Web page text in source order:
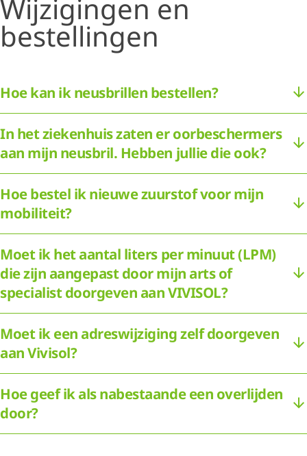
Wijzigingen en
bestellingen
Hoe kan ik neusbrillen bestellen?
In het ziekenhuis zaten er oorbeschermers
aan mijn neusbril. Hebben jullie die ook?
Hoe bestel ik nieuwe zuurstof voor mijn
mobiliteit?
Moet ik het aantal liters per minuut (LPM)
die zijn aangepast door mijn arts of
specialist doorgeven aan VIVISOL?
Moet ik een adreswijziging zelf doorgeven
aan Vivisol?
Hoe geef ik als nabestaande een overlijden
door?